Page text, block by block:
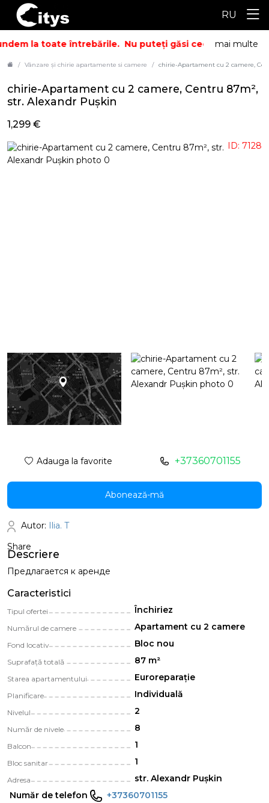
RU
la toate întrebările. Nu puteți găsi ceea ce căutați?
mai multe
Vânzare și chirie apartamente si camere chirie-Apartament cu 2 camere,
Descriere
Предлагается к аренде
Caracteristici
Tipul ofertei Închiriez
Numărul de camere Apartament cu 2 camere
Fond locativ Bloc nou
Suprafață totală 87 m²
Starea apartamentului Euroreparație
Planificare Individuală
Nivelul 2
Număr de nivele 8
Balcon 1
Bloc sanitar 1
Adresa
str. Alexandr Pușkin
Număr de telefon
+37360701155
chirie-Apartament cu 2 camere, Centru 87m²,
str. Alexandr Pușkin
ID: 7128
1,299 €
Adauga la favorite +37360701155
Abonează-mă
Autor: Ilia. T
Share